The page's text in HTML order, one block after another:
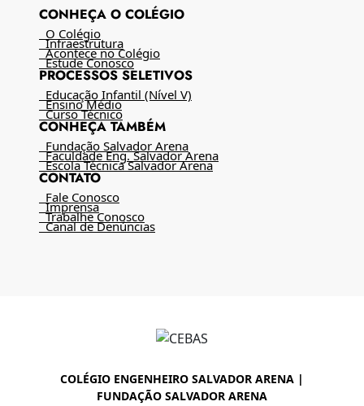
CONHEÇA O COLÉGIO
O Colégio
Infraestrutura
Acontece no Colégio
Estude Conosco
PROCESSOS SELETIVOS
Educação Infantil (Nível V)
Ensino Médio
Curso Técnico
CONHEÇA TAMBÉM
Fundação Salvador Arena
Faculdade Eng. Salvador Arena
Escola Técnica Salvador Arena
CONTATO
Fale Conosco
Imprensa
Trabalhe Conosco
Canal de Denúncias
COLÉGIO ENGENHEIRO SALVADOR ARENA |
FUNDAÇÃO SALVADOR ARENA